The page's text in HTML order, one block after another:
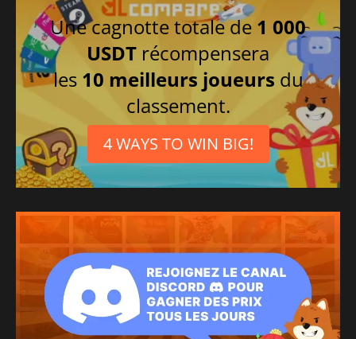
Une cagnotte totale de 1 000
USDT récompensera
les 10 meilleurs joueurs du
classement.
4 WAYS TO WIN BIG!